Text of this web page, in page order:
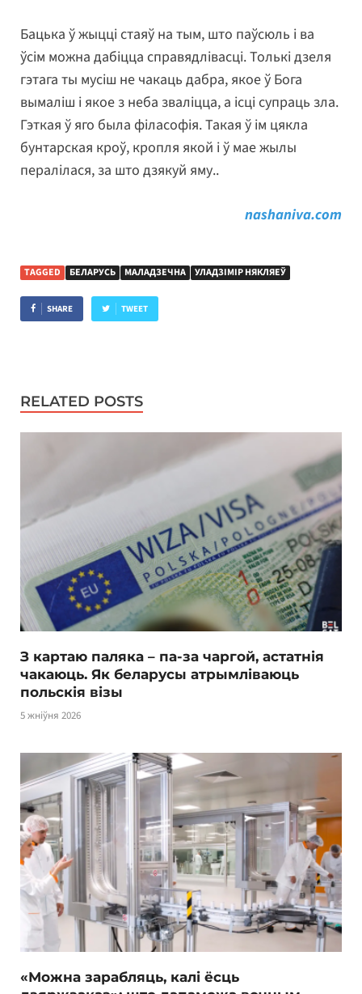
Бацька ў жыцці стаяў на тым, што паўсюль і ва
ўсім можна дабіцца справядлівасці. Толькі дзеля
гэтага ты мусіш не чакаць дабра, якое ў Бога
вымаліш і якое з неба зваліцца, а ісці супраць зла.
Гэткая ў яго была філасофія. Такая ў ім цякла
бунтарская кроў, кропля якой і ў мае жылы
пералілася, за што дзякуй яму..
nashaniva.com
TAGGED БЕЛАРУСЬ МАЛАДЗЕЧНА УЛАДЗІМІР НЯКЛЯЕЎ
SHARE TWEET
RELATED POSTS
З картаю паляка – па-за чаргой, астатнія
чакаюць. Як беларусы атрымліваюць
польскія візы
5 жніўня 2026
«Можна зарабляць, калі ёсць